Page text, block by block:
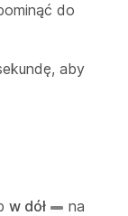
do
aby
w dół
na